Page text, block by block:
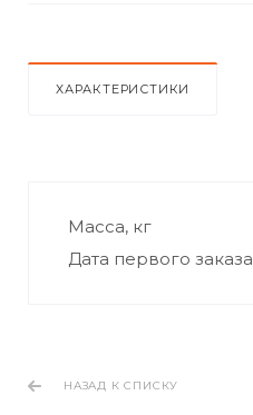
ХАРАКТЕРИСТИКИ
Масса, кг
Дата первого заказа
НАЗАД К СПИСКУ